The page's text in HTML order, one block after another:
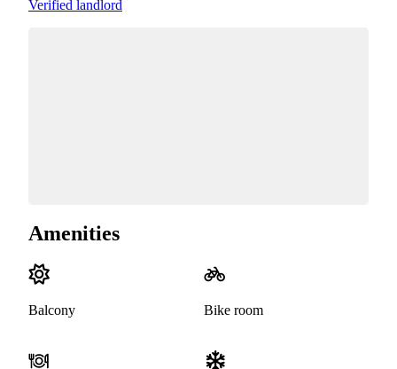
Verified landlord
Amenities
Balcony Bike room